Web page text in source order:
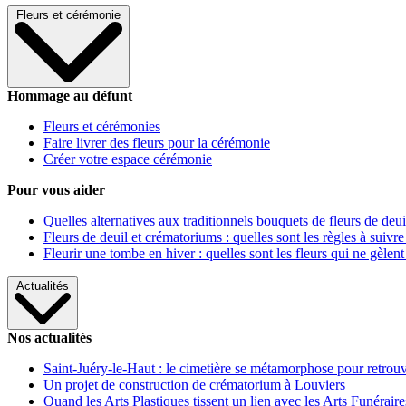
Fleurs et cérémonie
Hommage au défunt
Fleurs et cérémonies
Faire livrer des fleurs pour la cérémonie
Créer votre espace cérémonie
Pour vous aider
Quelles alternatives aux traditionnels bouquets de fleurs de
Fleurs de deuil et crématoriums : quelles sont les règles à
Fleurir une tombe en hiver : quelles sont les fleurs qui ne gèlent
Actualités
Nos actualités
Saint-Juéry-le-Haut : le cimetière se métamorphose pour
Un projet de construction de crématorium à Louviers
Quand les Arts Plastiques tissent un lien avec les Arts